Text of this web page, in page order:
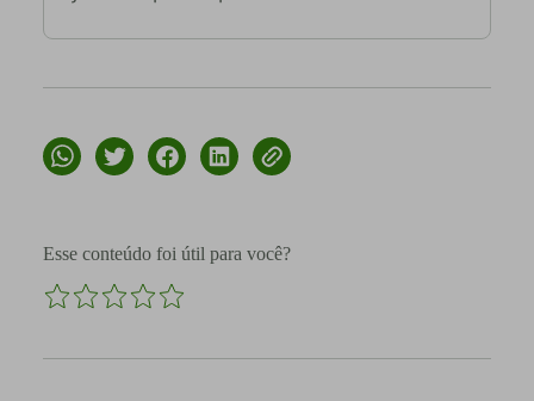
Esse conteúdo foi útil para você?